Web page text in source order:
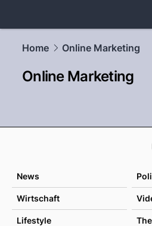
Home
Online Marketing
Online Marketing
News
Wirtschaft
Lifestyle